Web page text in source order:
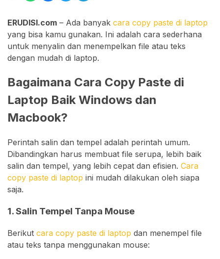
ERUDISI.com – Ada banyak cara copy paste di laptop
yang bisa kamu gunakan. Ini adalah cara sederhana
untuk menyalin dan menempelkan file atau teks
dengan mudah di laptop.
Bagaimana Cara Copy Paste di
Laptop Baik Windows dan
Macbook?
Perintah salin dan tempel adalah perintah umum.
Dibandingkan harus membuat file serupa, lebih baik
salin dan tempel, yang lebih cepat dan efisien. Cara
copy paste di laptop ini mudah dilakukan oleh siapa
saja.
1. Salin Tempel Tanpa Mouse
Berikut cara copy paste di laptop dan menempel file
atau teks tanpa menggunakan mouse: